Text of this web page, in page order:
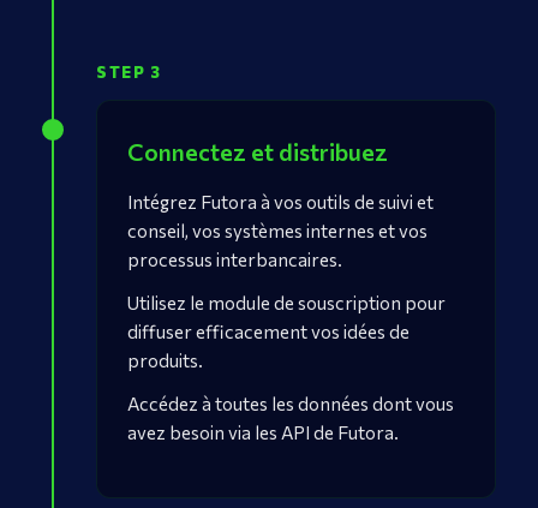
STEP 3
Connectez et distribuez
Intégrez Futora à vos outils de suivi et
conseil, vos systèmes internes et vos
processus interbancaires.
Utilisez le module de souscription pour
diffuser efficacement vos idées de
produits.
Accédez à toutes les données dont vous
avez besoin via les API de Futora.